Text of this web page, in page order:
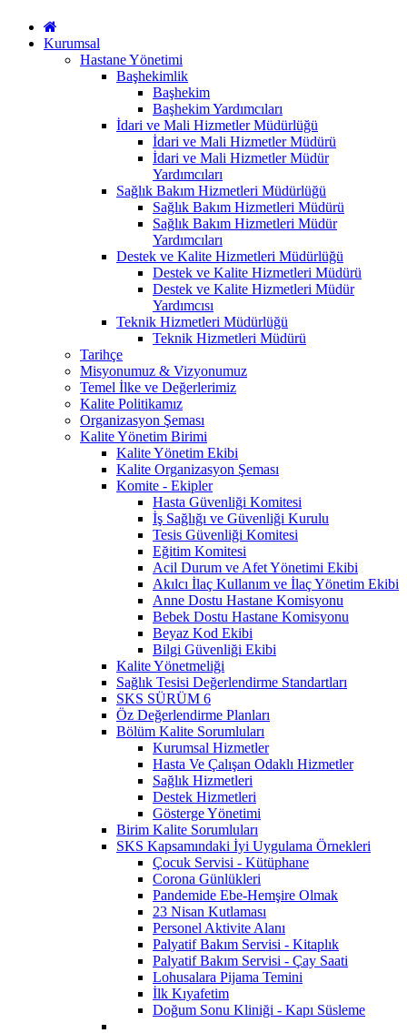
Kurumsal
Hastane Yönetimi
Başhekimlik
Başhekim
Başhekim Yardımcıları
İdari ve Mali Hizmetler Müdürlüğü
İdari ve Mali Hizmetler Müdürü
İdari ve Mali Hizmetler Müdür
Yardımcıları
Sağlık Bakım Hizmetleri Müdürlüğü
Sağlık Bakım Hizmetleri Müdürü
Sağlık Bakım Hizmetleri Müdür
Yardımcıları
Destek ve Kalite Hizmetleri Müdürlüğü
Destek ve Kalite Hizmetleri Müdürü
Destek ve Kalite Hizmetleri Müdür
Yardımcısı
Teknik Hizmetleri Müdürlüğü
Teknik Hizmetleri Müdürü
Tarihçe
Misyonumuz & Vizyonumuz
Temel İlke ve Değerlerimiz
Kalite Politikamız
Organizasyon Şeması
Kalite Yönetim Birimi
Kalite Yönetim Ekibi
Kalite Organizasyon Şeması
Komite - Ekipler
Hasta Güvenliği Komitesi
İş Sağlığı ve Güvenliği Kurulu
Tesis Güvenliği Komitesi
Eğitim Komitesi
Acil Durum ve Afet Yönetimi Ekibi
Akılcı İlaç Kullanım ve İlaç Yönetim Ekibi
Anne Dostu Hastane Komisyonu
Bebek Dostu Hastane Komisyonu
Beyaz Kod Ekibi
Bilgi Güvenliği Ekibi
Kalite Yönetmeliği
Sağlık Tesisi Değerlendirme Standartları
SKS SÜRÜM 6
Öz Değerlendirme Planları
Bölüm Kalite Sorumluları
Kurumsal Hizmetler
Hasta Ve Çalışan Odaklı Hizmetler
Sağlık Hizmetleri
Destek Hizmetleri
Gösterge Yönetimi
Birim Kalite Sorumluları
SKS Kapsamındaki İyi Uygulama Örnekleri
Çocuk Servisi - Kütüphane
Corona Günlükleri
Pandemide Ebe-Hemşire Olmak
23 Nisan Kutlaması
Personel Aktivite Alanı
Palyatif Bakım Servisi - Kitaplık
Palyatif Bakım Servisi - Çay Saati
Lohusalara Pijama Temini
İlk Kıyafetim
Doğum Sonu Kliniği - Kapı Süsleme